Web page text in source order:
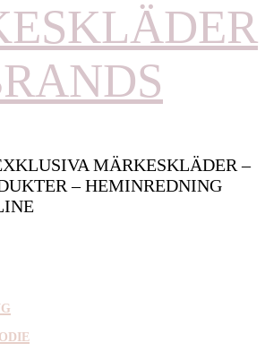
MÄRKESKLÄDER –
– HEMINREDNING